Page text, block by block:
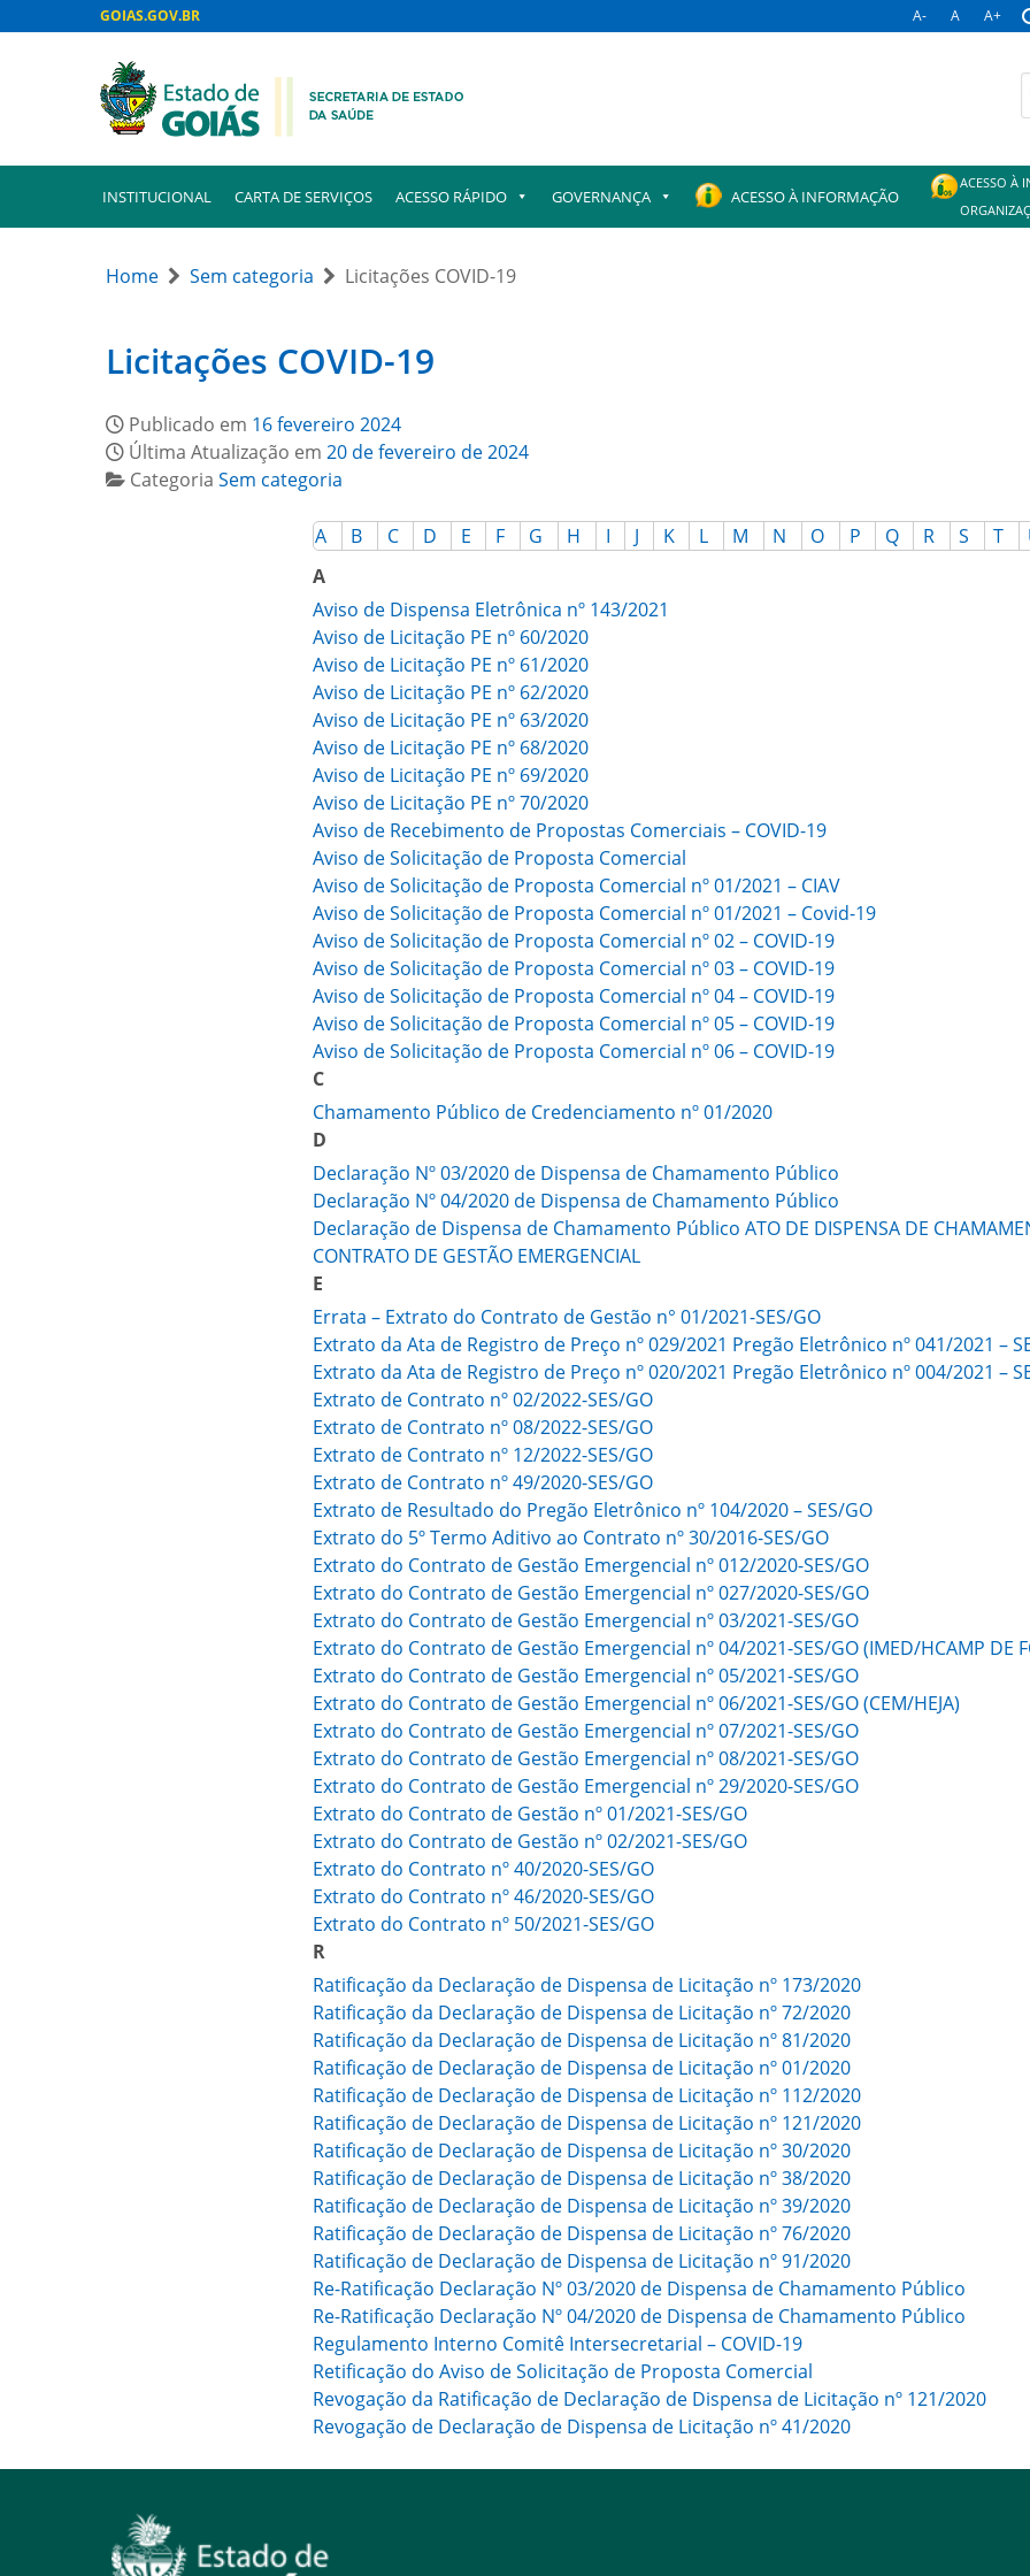
GOIAS.GOV.BR A- A A+
INSTITUCIONAL CARTA DE SERVIÇOS ACESSO RÁPIDO GOVERNANÇA ACESSO À INFORMAÇÃO
ACESSO À
Home Sem categoria Licitações COVID-19
Licitações COVID-19
Publicado em 16 fevereiro 2024
Última Atualização em 20 de fevereiro de 2024
Categoria Sem categoria
A B C D E F G H I J K L M N O P Q R S T
A
Aviso de Dispensa Eletrônica nº 143/2021
Aviso de Licitação PE nº 60/2020
Aviso de Licitação PE nº 61/2020
Aviso de Licitação PE nº 62/2020
Aviso de Licitação PE nº 63/2020
Aviso de Licitação PE nº 68/2020
Aviso de Licitação PE nº 69/2020
Aviso de Licitação PE nº 70/2020
Aviso de Recebimento de Propostas Comerciais – COVID-19
Aviso de Solicitação de Proposta Comercial
Aviso de Solicitação de Proposta Comercial nº 01/2021 – CIAV
Aviso de Solicitação de Proposta Comercial nº 01/2021 – Covid-19
Aviso de Solicitação de Proposta Comercial nº 02 – COVID-19
Aviso de Solicitação de Proposta Comercial nº 03 – COVID-19
Aviso de Solicitação de Proposta Comercial nº 04 – COVID-19
Aviso de Solicitação de Proposta Comercial nº 05 – COVID-19
Aviso de Solicitação de Proposta Comercial nº 06 – COVID-19
C
Chamamento Público de Credenciamento nº 01/2020
D
Declaração Nº 03/2020 de Dispensa de Chamamento Público
Declaração Nº 04/2020 de Dispensa de Chamamento Público
Declaração de Dispensa de Chamamento Público ATO DE DISPENSA DE
CONTRATO DE GESTÃO EMERGENCIAL
E
Errata – Extrato do Contrato de Gestão n° 01/2021-SES/GO
Extrato da Ata de Registro de Preço nº 029/2021 Pregão Eletrônico nº 041/2021 –
Extrato da Ata de Registro de Preço nº 020/2021 Pregão Eletrônico nº 004/2021 –
Extrato de Contrato nº 02/2022-SES/GO
Extrato de Contrato nº 08/2022-SES/GO
Extrato de Contrato nº 12/2022-SES/GO
Extrato de Contrato nº 49/2020-SES/GO
Extrato de Resultado do Pregão Eletrônico nº 104/2020 – SES/GO
Extrato do 5º Termo Aditivo ao Contrato nº 30/2016-SES/GO
Extrato do Contrato de Gestão Emergencial nº 012/2020-SES/GO
Extrato do Contrato de Gestão Emergencial nº 027/2020-SES/GO
Extrato do Contrato de Gestão Emergencial nº 03/2021-SES/GO
Extrato do Contrato de Gestão Emergencial nº 04/2021-SES/GO (IMED/HCAMP DE
Extrato do Contrato de Gestão Emergencial nº 05/2021-SES/GO
Extrato do Contrato de Gestão Emergencial nº 06/2021-SES/GO (CEM/HEJA)
Extrato do Contrato de Gestão Emergencial nº 07/2021-SES/GO
Extrato do Contrato de Gestão Emergencial nº 08/2021-SES/GO
Extrato do Contrato de Gestão Emergencial nº 29/2020-SES/GO
Extrato do Contrato de Gestão nº 01/2021-SES/GO
Extrato do Contrato de Gestão nº 02/2021-SES/GO
Extrato do Contrato nº 40/2020-SES/GO
Extrato do Contrato nº 46/2020-SES/GO
Extrato do Contrato nº 50/2021-SES/GO
R
Ratificação da Declaração de Dispensa de Licitação nº 173/2020
Ratificação da Declaração de Dispensa de Licitação nº 72/2020
Ratificação da Declaração de Dispensa de Licitação nº 81/2020
Ratificação de Declaração de Dispensa de Licitação nº 01/2020
Ratificação de Declaração de Dispensa de Licitação nº 112/2020
Ratificação de Declaração de Dispensa de Licitação nº 121/2020
Ratificação de Declaração de Dispensa de Licitação nº 30/2020
Ratificação de Declaração de Dispensa de Licitação nº 38/2020
Ratificação de Declaração de Dispensa de Licitação nº 39/2020
Ratificação de Declaração de Dispensa de Licitação nº 76/2020
Ratificação de Declaração de Dispensa de Licitação nº 91/2020
Re-Ratificação Declaração Nº 03/2020 de Dispensa de Chamamento Público
Re-Ratificação Declaração Nº 04/2020 de Dispensa de Chamamento Público
Regulamento Interno Comitê Intersecretarial – COVID-19
Retificação do Aviso de Solicitação de Proposta Comercial
Revogação da Ratificação de Declaração de Dispensa de Licitação nº 121/2020
Revogação de Declaração de Dispensa de Licitação nº 41/2020